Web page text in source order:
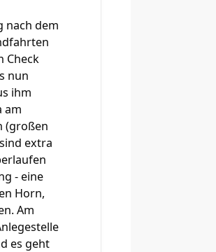
nach dem
Check
nun
ihm
am
(großen
extra
- eine
Horn,
Am
es geht